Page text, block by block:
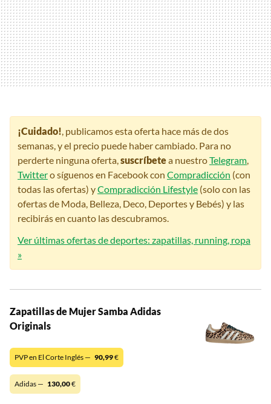
¡Cuidado!, publicamos esta oferta hace más de dos
semanas, y el precio puede haber cambiado. Para no
perderte ninguna oferta,suscríbetea nuestroTelegram,
Twittero síguenos en Facebook con Compradicción (con
todas las ofertas) yCompradicción Lifestyle (solo con las
ofertas de Moda, Belleza, Deco, Deportes y Bebés) y las
recibirás en cuanto las descubramos.
Ver últimas ofertas de deportes: zapatillas, running, ropa
»
Zapatillas de Mujer Samba Adidas
Originals
PVP en El Corte Inglés — 90,99€
Adidas — 130,00€